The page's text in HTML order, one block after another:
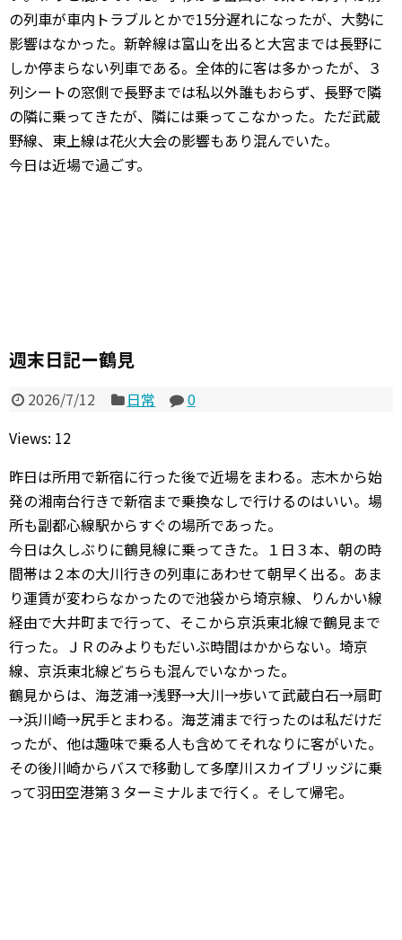
の列車が車内トラブルとかで15分遅れになったが、大勢に
影響はなかった。新幹線は富山を出ると大宮までは長野に
しか停まらない列車である。全体的に客は多かったが、３
列シートの窓側で長野までは私以外誰もおらず、長野で隣
の隣に乗ってきたが、隣には乗ってこなかった。ただ武蔵
野線、東上線は花火大会の影響もあり混んでいた。
今日は近場で過ごす。
週末日記ー鶴見
2026/7/12 日常
0
Views: 12
昨日は所用で新宿に行った後で近場をまわる。志木から始
発の湘南台行きで新宿まで乗換なしで行けるのはいい。場
所も副都心線駅からすぐの場所であった。
今日は久しぶりに鶴見線に乗ってきた。１日３本、朝の時
間帯は２本の大川行きの列車にあわせて朝早く出る。あま
り運賃が変わらなかったので池袋から埼京線、りんかい線
経由で大井町まで行って、そこから京浜東北線で鶴見まで
行った。ＪＲのみよりもだいぶ時間はかからない。埼京
線、京浜東北線どちらも混んでいなかった。
鶴見からは、海芝浦→浅野→大川→歩いて武蔵白石→扇町
→浜川崎→尻手とまわる。海芝浦まで行ったのは私だけだ
ったが、他は趣味で乗る人も含めてそれなりに客がいた。
その後川崎からバスで移動して多摩川スカイブリッジに乗
って羽田空港第３ターミナルまで行く。そして帰宅。